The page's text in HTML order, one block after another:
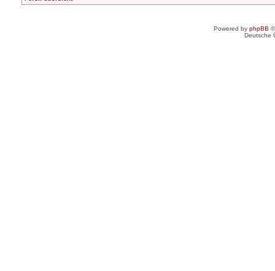
Powered by phpBB
Deutsche